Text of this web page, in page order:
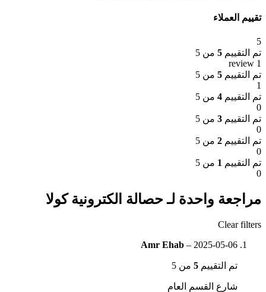
تقييم العملاء
5
تم التقييم 5 من 5
1 review
تم التقييم 5 من 5
1
تم التقييم 4 من 5
0
تم التقييم 3 من 5
0
تم التقييم 2 من 5
0
تم التقييم 1 من 5
0
مراجعة واحدة لـ حصالة الكترونية كولا
Clear filters
Amr Ehab – 2025-05-06
تم التقييم 5 من 5
شارع القسم العام